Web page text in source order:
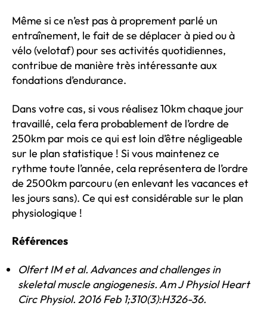
Même si ce n’est pas à proprement parlé un
entraînement, le fait de se déplacer à pied ou à
vélo (velotaf) pour ses activités quotidiennes,
contribue de manière très intéressante aux
fondations d’endurance.
Dans votre cas, si vous réalisez 10km chaque jour
travaillé, cela fera probablement de l’ordre de
250km par mois ce qui est loin d’être négligeable
sur le plan statistique ! Si vous maintenez ce
rythme toute l’année, cela représentera de l’ordre
de 2500km parcouru (en enlevant les vacances et
les jours sans). Ce qui est considérable sur le plan
physiologique !
Références
Olfert IM et al. Advances and challenges in
skeletal muscle angiogenesis. Am J Physiol Heart
Circ Physiol. 2016 Feb 1;310(3):H326-36.